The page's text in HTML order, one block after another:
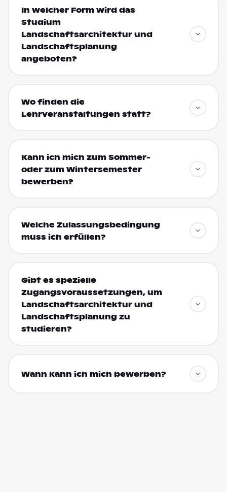
In welcher Form wird das
Studium
Landschaftsarchitektur und
Landschaftsplanung
angeboten?
Wo finden die
Lehrveranstaltungen statt?
Kann ich mich zum Sommer-
oder zum Wintersemester
bewerben?
Welche Zulassungsbedingung
muss ich erfüllen?
Gibt es spezielle
Zugangsvoraussetzungen, um
Landschaftsarchitektur und
Landschaftsplanung zu
studieren?
Wann kann ich mich bewerben?